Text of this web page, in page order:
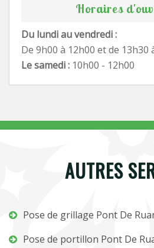
Horaires
Du lundi au vendredi :
De 9h00 à 12h00 et de 13h30
Le samedi : 10h00 - 12h00
AUTRES
Pose de grillage Pont De
Pose de portillon Pont De